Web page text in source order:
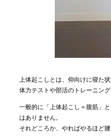
上体起こしとは、仰向けに寝た
体力テストや部活のトレーニン
一般的に「上体起こし＝腹筋」
はありません。
それどころか、やればやるほど